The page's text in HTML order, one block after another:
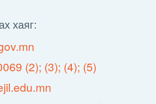
хаяг:
(2); (3); (4); (5)